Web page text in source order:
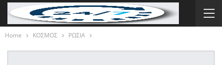
Home ΚΟΣΜΟΣ ΡΩΣΙΑ